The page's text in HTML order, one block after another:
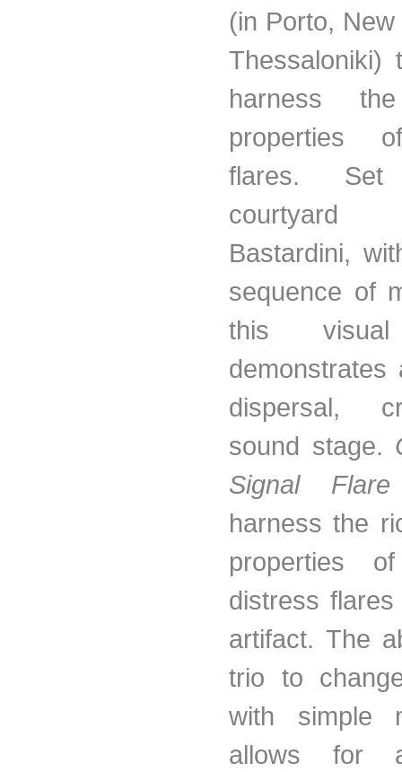
(in Porto,
Thessaloniki)
harness
properties
flares.
Bastardini,
sequence of
this
demonstrates
dispersal,
sound stage.
Signal Flare
harness the
properties
distress
artifact. The
trio to
with simple
allows for